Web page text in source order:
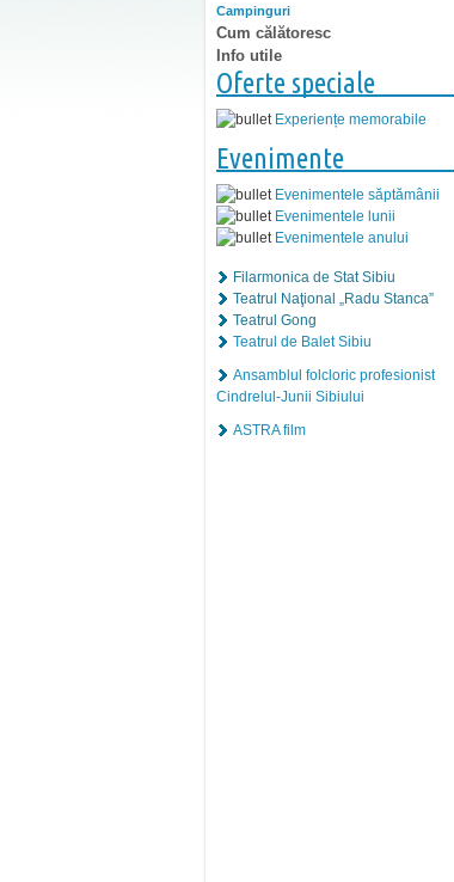
Campinguri
Cum călătoresc
Info utile
Oferte speciale
Experiențe memorabile
Evenimente
Evenimentele săptămânii
Evenimentele lunii
Evenimentele anului
Filarmonica de Stat Sibiu
Teatrul Naţional „Radu Stanca”
Teatrul Gong
Teatrul de Balet Sibiu
Ansamblul folcloric profesionist
Cindrelul-Junii Sibiului
ASTRA film